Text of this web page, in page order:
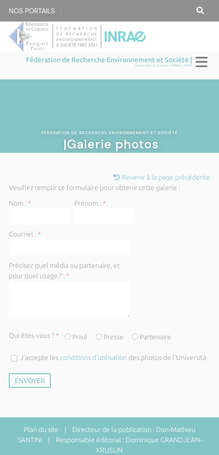
NOS PORTAILS :
Fédération de Recherche Environnement et Société |
Università di Corsica / INRAE / CNRS
FÉDÉRATION DE RECHERCHE ENVIRONNEMENT ET SOCIÉTÉ
|Galerie photos
Revenir à la page précédente
Veuillez remplir ce formulaire pour obtenir cette galerie :
Nom :* Prénom :*
Courriel :*
Précisez quel média ou partenaire, et
pour quel usage ? :*
Qui êtes-vous ?* Privé Presse Partenaire
J’accepte lesconditions d’utilisation des photos de l'Università
Plan du site | Directeur de la publication : Don-Mathieu
SANTINI | Responsable éditorial : Dominique GRANDJEAN-
KRUSLIN